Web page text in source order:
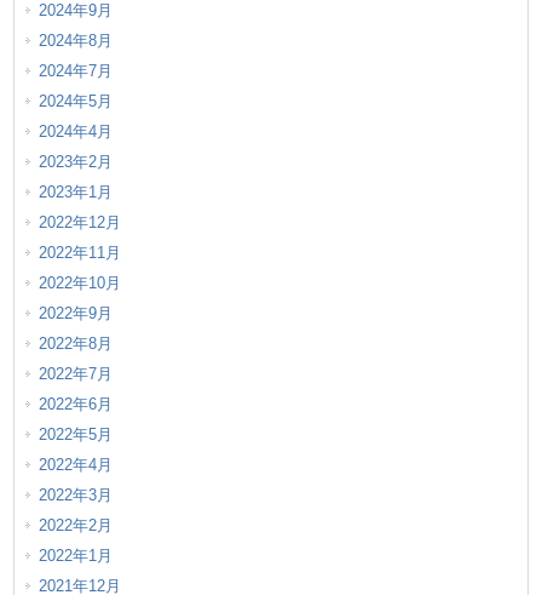
2024年9月
2024年8月
2024年7月
2024年5月
2024年4月
2023年2月
2023年1月
2022年12月
2022年11月
2022年10月
2022年9月
2022年8月
2022年7月
2022年6月
2022年5月
2022年4月
2022年3月
2022年2月
2022年1月
2021年12月